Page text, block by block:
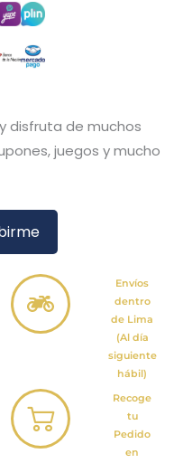
disfruta de muchos
juegos y mucho
Envíos
dentro
de Lima
(Al día
siguiente
hábil)
Recoge
tu
Pedido
en